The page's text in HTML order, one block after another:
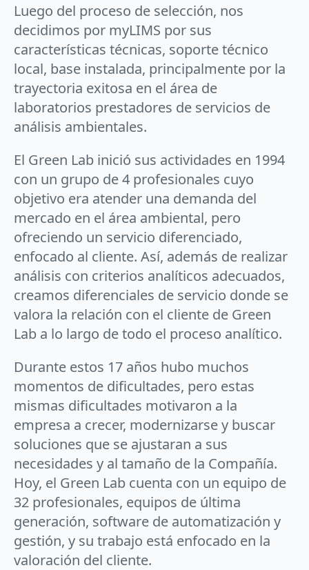
Luego del proceso de selección, nos
decidimos por myLIMS por sus
características técnicas, soporte técnico
local, base instalada, principalmente por la
trayectoria exitosa en el área de
laboratorios prestadores de servicios de
análisis ambientales.
El Green Lab inició sus actividades en 1994
con un grupo de 4 profesionales cuyo
objetivo era atender una demanda del
mercado en el área ambiental, pero
ofreciendo un servicio diferenciado,
enfocado al cliente. Así, además de realizar
análisis con criterios analíticos adecuados,
creamos diferenciales de servicio donde se
valora la relación con el cliente de Green
Lab a lo largo de todo el proceso analítico.
Durante estos 17 años hubo muchos
momentos de dificultades, pero estas
mismas dificultades motivaron a la
empresa a crecer, modernizarse y buscar
soluciones que se ajustaran a sus
necesidades y al tamaño de la Compañía.
Hoy, el Green Lab cuenta con un equipo de
32 profesionales, equipos de última
generación, software de automatización y
gestión, y su trabajo está enfocado en la
valoración del cliente.